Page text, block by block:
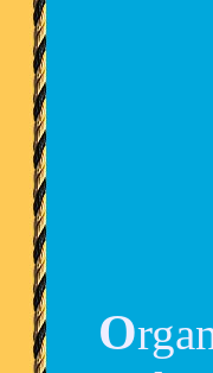
Organizatorki projektu zgłosiły się także do